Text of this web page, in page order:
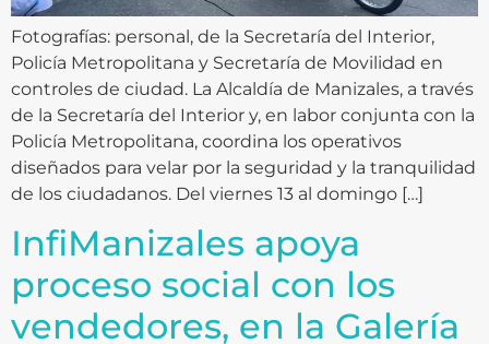
Fotografías: personal, de la Secretaría del Interior,
Policía Metropolitana y Secretaría de Movilidad en
controles de ciudad. La Alcaldía de Manizales, a través
de la Secretaría del Interior y, en labor conjunta con la
Policía Metropolitana, coordina los operativos
diseñados para velar por la seguridad y la tranquilidad
de los ciudadanos. Del viernes 13 al domingo […]
InfiManizales apoya
proceso social con los
vendedores, en la Galería